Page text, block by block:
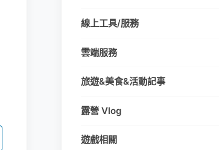
線上工具/服務
雲端服務
旅遊&美食&活動記事
露營 Vlog
遊戲相關